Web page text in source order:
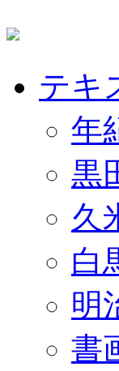
テキ
年
黒
久
白
明
書